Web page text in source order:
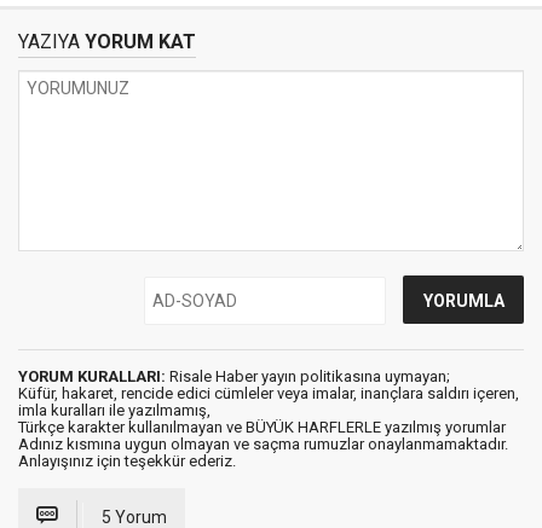
YAZIYA YORUM KAT
YORUM KURALLARI: Risale Haber yayın politikasına uymayan;
Küfür, hakaret, rencide edici cümleler veya imalar, inançlara saldırı içeren,
imla kuralları ile yazılmamış,
Türkçe karakter kullanılmayan ve BÜYÜK HARFLERLE yazılmış yorumlar
Adınız kısmına uygun olmayan ve saçma rumuzlar onaylanmamaktadır.
Anlayışınız için teşekkür ederiz.
5 Yorum